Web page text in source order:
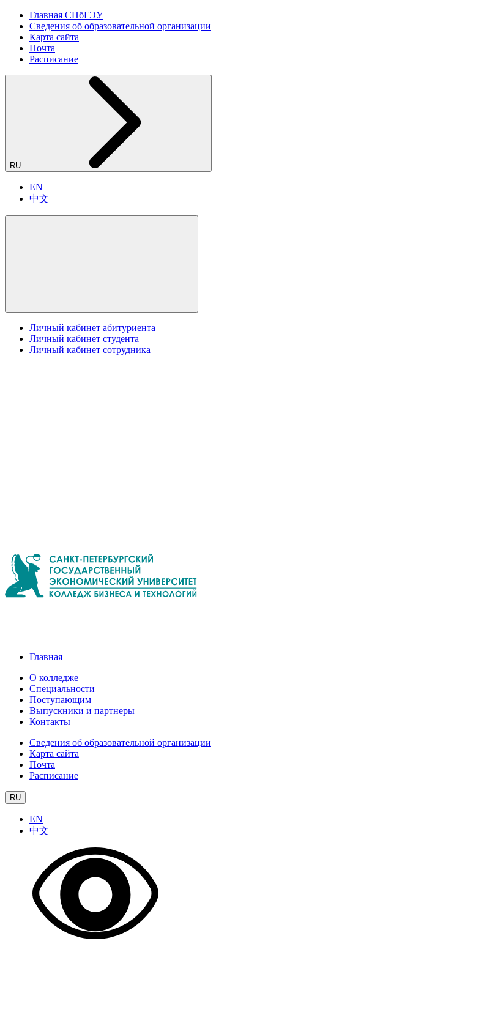
Главная СПбГЭУ
Сведения об образовательной организации
Карта сайта
Почта
Расписание
RU
EN
中文
Личный кабинет абитуриента
Личный кабинет студента
Личный кабинет сотрудника
Главная
О колледже
Специальности
Поступающим
Выпускники и партнеры
Контакты
Сведения об образовательной организации
Карта сайта
Почта
Расписание
RU
EN
中文